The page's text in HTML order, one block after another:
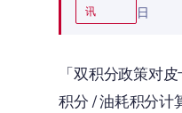
讯
日
「双积分政策对
积分 / 油耗积分计